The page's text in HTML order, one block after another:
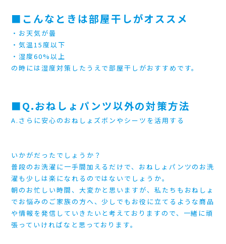
■こんなときは部屋干しがオススメ
・お天気が曇
・気温15度以下
・湿度60%以上
の時には湿度対策したうえで部屋干しがおすすめです。
■Q.おねしょパンツ以外の対策方法
A.さらに安心のおねしょズボンやシーツを活用する
いかがだったでしょうか？
普段のお洗濯に一手間加えるだけで、おねしょパンツのお洗
濯も少しは楽になれるのではないでしょうか。
朝のお忙しい時間、大変かと思いますが、私たちもおねしょ
でお悩みのご家族の方へ、少しでもお役に立てるような商品
や情報を発信していきたいと考えておりますので、一緒に頑
張っていければなと思っております。